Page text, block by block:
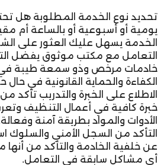
تحديد نوع الخدمة المطلوبة هل
يومية أو أسبوعية أو بالساعة أم
الخدمة يسهل عليك العثور على
التعامل مع مكتب موثوق يفضل
خادمات مرخص وذو سمعة طيبة في
الكفاءة والحماية القانونية في
الاطلاع على الخبرة والتدريب تأكد
خبرة كافية في أعمال التنظيف
الأدوات والمواد بطريقة آمنة
التأكد من السجل الأمني
عن خلفية الخادمة والتأكد من
أي مشاكل سابقة في التعامل.